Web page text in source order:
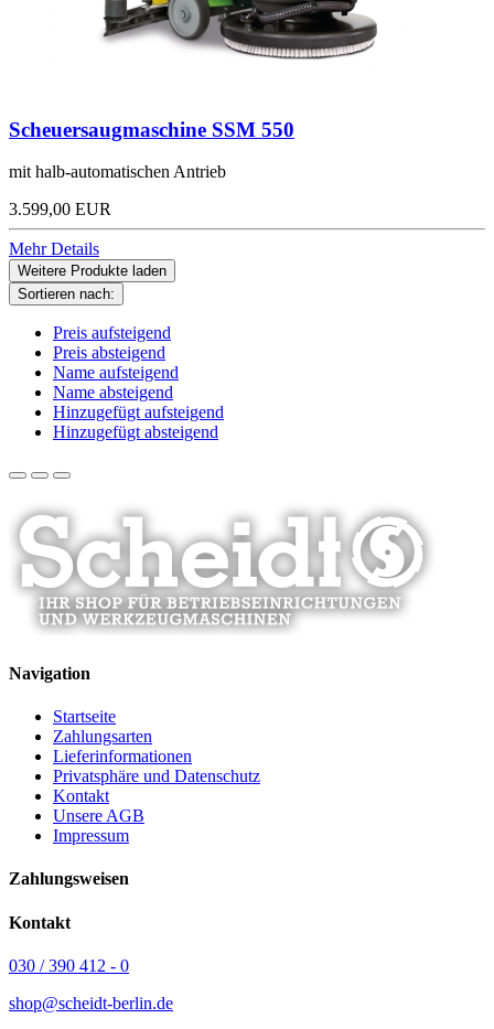
Scheuersaugmaschine SSM 550
mit halb-automatischen Antrieb
3.599,00 EUR
Mehr Details
Weitere Produkte laden
Sortieren nach:
Preis aufsteigend
Preis absteigend
Name aufsteigend
Name absteigend
Hinzugefügt aufsteigend
Hinzugefügt absteigend
Navigation
Startseite
Zahlungsarten
Lieferinformationen
Privatsphäre und Datenschutz
Kontakt
Unsere AGB
Impressum
Zahlungsweisen
Kontakt
030 / 390 412 - 0
shop@scheidt-berlin.de